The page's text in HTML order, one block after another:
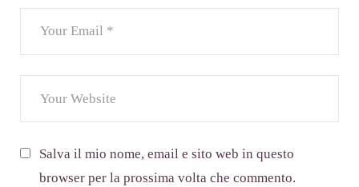
Salva il mio nome, email e sito web in questo
browser per la prossima volta che commento.